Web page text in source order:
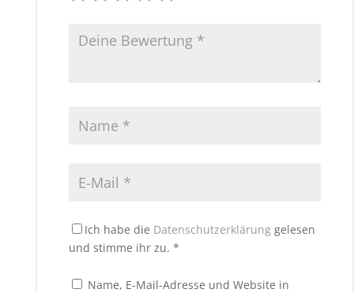
Ich habe die Datenschutzerklärunggelesen
und stimme ihr zu. *
Name, E-Mail-Adresse und Website in